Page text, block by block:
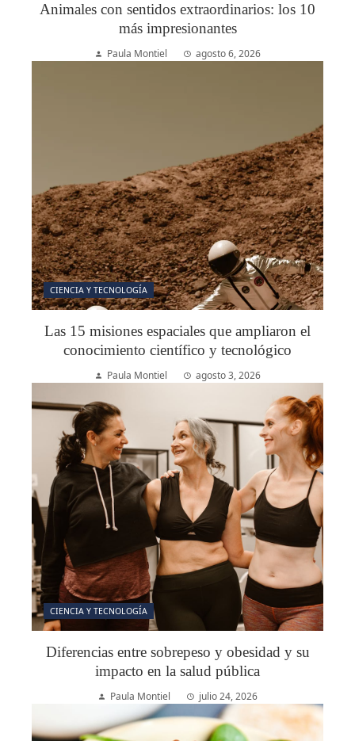
Animales con sentidos extraordinarios: los 10
más impresionantes
Paula Montiel agosto 6, 2026
CIENCIA Y TECNOLOGÍA
Las 15 misiones espaciales que ampliaron el
conocimiento científico y tecnológico
Paula Montiel agosto 3, 2026
CIENCIA Y TECNOLOGÍA
Diferencias entre sobrepeso y obesidad y su
impacto en la salud pública
Paula Montiel julio 24, 2026